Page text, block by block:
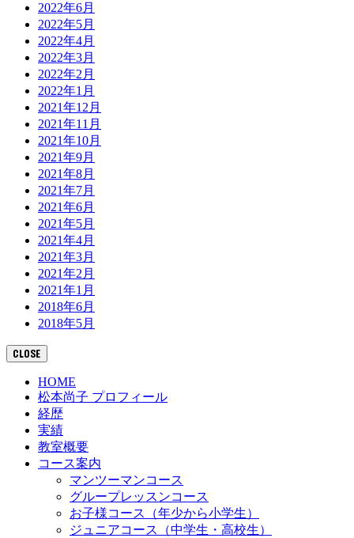
2022年6月
2022年5月
2022年4月
2022年3月
2022年2月
2022年1月
2021年12月
2021年11月
2021年10月
2021年9月
2021年8月
2021年7月
2021年6月
2021年5月
2021年4月
2021年3月
2021年2月
2021年1月
2018年6月
2018年5月
CLOSE
HOME
松本尚子 プロフィール
経歴
実績
教室概要
コース案内
マンツーマンコース
グループレッスンコース
お子様コース（年少から小学生）
ジュニアコース（中学生・高校生）